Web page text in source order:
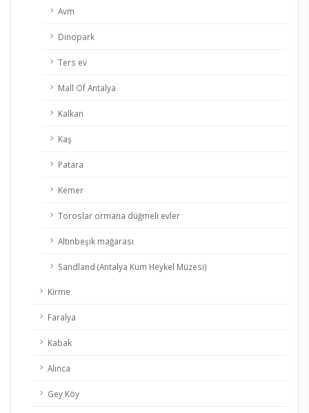
Avm
Dinopark
Ters ev
Mall Of Antalya
Kalkan
Kaş
Patara
Kemer
Toroslar ormana düğmeli evler
Altınbeşik mağarası
Sandland (Antalya Kum Heykel Müzesi)
Kirme
Faralya
Kabak
Alınca
Gey Köy